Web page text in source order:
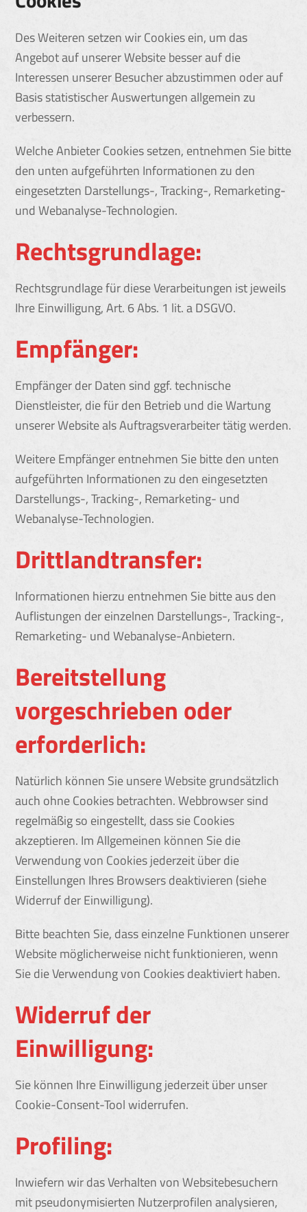
Des Weiteren setzen wir Cookies ein, um das
Angebot auf unserer Website besser auf die
Interessen unserer Besucher abzustimmen oder auf
Basis statistischer Auswertungen allgemein zu
verbessern.
Welche Anbieter Cookies setzen, entnehmen Sie bitte
den unten aufgeführten Informationen zu den
eingesetzten Darstellungs-, Tracking-, Remarketing-
und Webanalyse-Technologien.
Rechtsgrundlage:
Rechtsgrundlage für diese Verarbeitungen ist jeweils
Ihre Einwilligung, Art. 6 Abs. 1 lit. a DSGVO.
Empfänger:
Empfänger der Daten sind ggf. technische
Dienstleister, die für den Betrieb und die Wartung
unserer Website als Auftragsverarbeiter tätig werden.
Weitere Empfänger entnehmen Sie bitte den unten
aufgeführten Informationen zu den eingesetzten
Darstellungs-, Tracking-, Remarketing- und
Webanalyse-Technologien.
Drittlandtransfer:
Informationen hierzu entnehmen Sie bitte aus den
Auflistungen der einzelnen Darstellungs-, Tracking-,
Remarketing- und Webanalyse-Anbietern.
Bereitstellung
vorgeschrieben oder
erforderlich:
Natürlich können Sie unsere Website grundsätzlich
auch ohne Cookies betrachten. Webbrowser sind
regelmäßig so eingestellt, dass sie Cookies
akzeptieren. Im Allgemeinen können Sie die
Verwendung von Cookies jederzeit über die
Einstellungen Ihres Browsers deaktivieren (siehe
Widerruf der Einwilligung).
Bitte beachten Sie, dass einzelne Funktionen unserer
Website möglicherweise nicht funktionieren, wenn
Sie die Verwendung von Cookies deaktiviert haben.
Widerruf der
Einwilligung:
Sie können Ihre Einwilligung jederzeit über unser
Cookie-Consent-Tool widerrufen.
Profiling:
Inwiefern wir das Verhalten von Websitebesuchern
mit pseudonymisierten Nutzerprofilen analysieren,